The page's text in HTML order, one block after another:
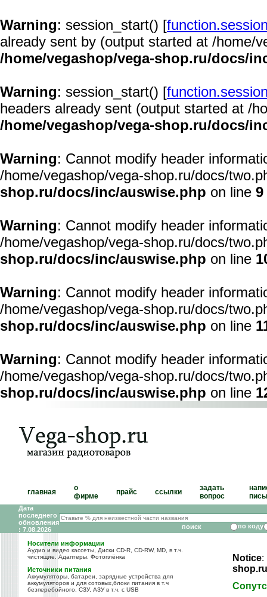
Warning: session_start() [
already sent by (output started at /home/
/home/vegashop/vega-shop.ru/docs/
Warning: session_start() [
headers already sent (output started at /
/home/vegashop/vega-shop.ru/docs/
Warning: Cannot modify header
/home/vegashop/vega-shop.ru/docs/
shop.ru/docs/inc/auswise.php on line 9
Warning: Cannot modify header
/home/vegashop/vega-shop.ru/docs/
shop.ru/docs/inc/auswise.php on line
Warning: Cannot modify header
/home/vegashop/vega-shop.ru/docs/
shop.ru/docs/inc/auswise.php on line
Warning: Cannot modify header
/home/vegashop/vega-shop.ru/docs/
shop.ru/docs/inc/auswise.php on line
главная
о
фирме
прайс ссылки
задать
вопрос
Дата
последнего
обновления
: 7.08.2026
по коду
Носители информации
Аудио и видео кассеты, Диски CD-R, CD-RW, MD, в т.ч.
чистящие. Адаптеры. Фотоплёнка
Источники питания
Аккумуляторы, батареи, зарядные устройства для
аккумуляторов и для сотовых,блоки питания в т.ч
безперебойного, СЗУ, АЗУ в т.ч. с USB
Notice: